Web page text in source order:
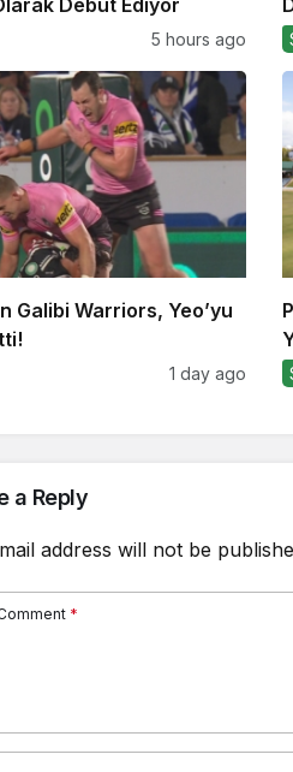
Debüt Ediyor
5 hours ago
Galibi Warriors, Yeo’yu
1 day ago
a Reply
address will not be
*